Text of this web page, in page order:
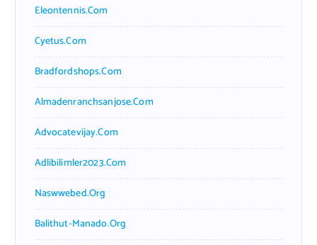
Eleontennis.com
Cyetus.com
Bradfordshops.com
Almadenranchsanjose.com
Advocatevijay.com
Adlibilimler2023.com
Naswwebed.org
Balithut-Manado.org